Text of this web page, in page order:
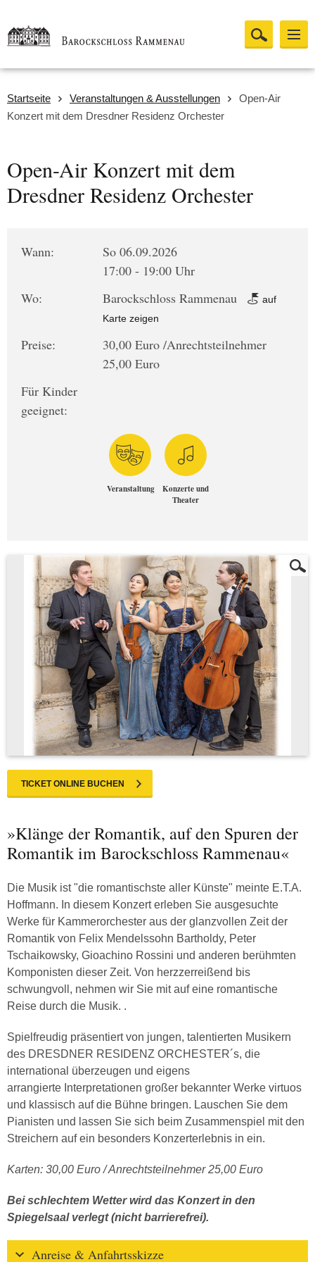
Startseite Veranstaltungen & Ausstellungen
Open-Air
Konzert mit dem Dresdner Residenz Orchester
Open-Air Konzert mit dem
Dresdner Residenz Orchester
Wann:
So 06.09.2026
17:00 - 19:00 Uhr
Wo:
Barockschloss Rammenau
auf
Karte zeigen
Preise:
30,00 Euro /Anrechtsteilnehmer
25,00 Euro
Für Kinder
geeignet:
Veranstaltung
Konzerte und
Theater
TICKET ONLINE BUCHEN
»Klänge der Romantik, auf den Spuren der
Romantik im Barockschloss Rammenau«
Die Musik ist "die romantischste aller Künste" meinte E.T.A.
Hoffmann. In diesem Konzert erleben Sie ausgesuchte
Werke für Kammerorchester aus der glanzvollen Zeit der
Romantik von Felix Mendelssohn Bartholdy, Peter
Tschaikowsky, Gioachino Rossini und anderen berühmten
Komponisten dieser Zeit. Von herzzerreißend bis
schwungvoll, nehmen wir Sie mit auf eine romantische
Reise durch die Musik. .
Spielfreudig präsentiert von jungen, talentierten Musikern
des DRESDNER RESIDENZ ORCHESTER´s, die
international überzeugen und eigens
arrangierte Interpretationen großer bekannter Werke virtuos
und klassisch auf die Bühne bringen. Lauschen Sie dem
Pianisten und lassen Sie sich beim Zusammenspiel mit den
Streichern auf ein besonders Konzerterlebnis in ein.
Karten: 30,00 Euro / Anrechtsteilnehmer 25,00 Euro
Bei schlechtem Wetter wird das Konzert in den
Spiegelsaal verlegt (nicht barrierefrei).
Anreise & Anfahrtsskizze